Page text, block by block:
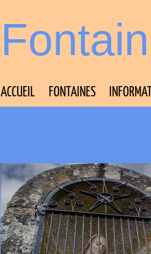
ACCUEIL FONTAINES